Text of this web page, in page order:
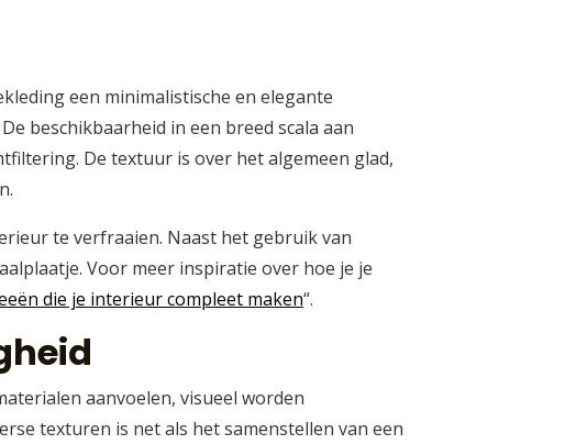
een minimalistische en elegante
beschikbaarheid in een breed scala aan
De textuur is over het algemeen glad,
te verfraaien. Naast het gebruik van
Voor meer inspiratie over hoe je je
die je interieur compleet maken“.
aanvoelen, visueel worden
texturen is net als het samenstellen van een